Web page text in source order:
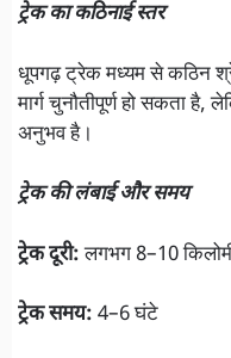
ट्रेक का कठिनाई स्तर
धूपगढ़ ट्रेक मध्यम से कठिन
मार्ग चुनौतीपूर्ण हो सकता
अनुभव है।
ट्रेक की लंबाई और समय
ट्रेक दूरी:लगभग 8–10
ट्रेक समय: 4–6 घंटे